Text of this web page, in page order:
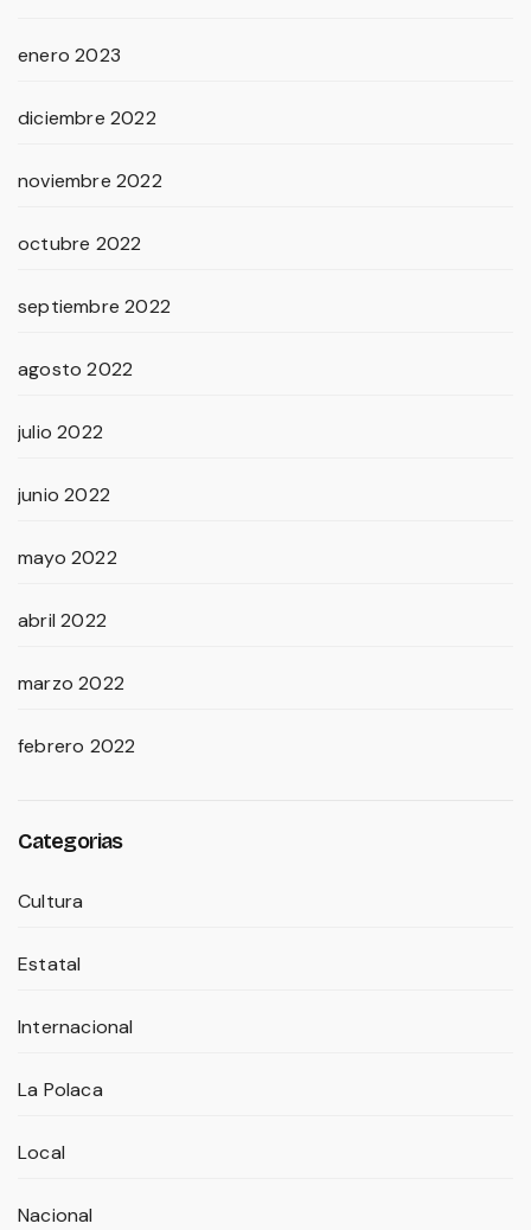
enero 2023
diciembre 2022
noviembre 2022
octubre 2022
septiembre 2022
agosto 2022
julio 2022
junio 2022
mayo 2022
abril 2022
marzo 2022
febrero 2022
Categorias
Cultura
Estatal
Internacional
La Polaca
Local
Nacional